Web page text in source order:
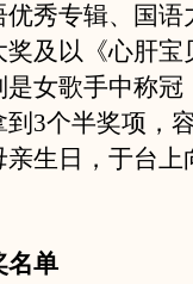
秀专辑、国语
及以《心肝宝
女歌手中称冠
3个半奖项，
生日，于台上
名单